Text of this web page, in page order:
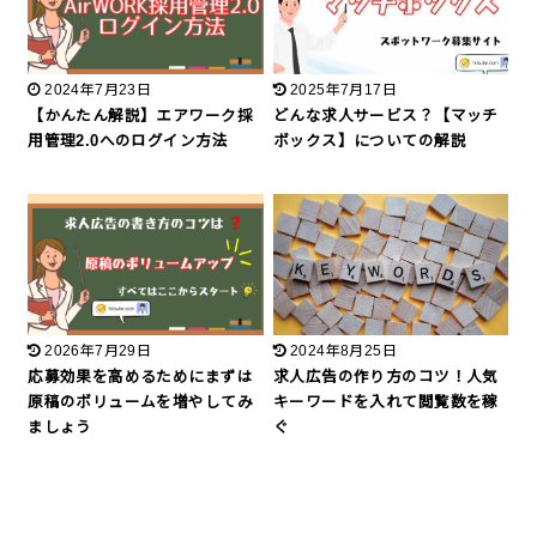
2024年7月23日
【かんたん解説】エアワーク採
用管理2.0へのログイン方法
2025年7月17日
どんな求人サービス？【マッチ
ボックス】についての解説
2026年7月29日
応募効果を高めるためにまずは
原稿のボリュームを増やしてみ
ましょう
2024年8月25日
求人広告の作り方のコツ！人気
キーワードを入れて閲覧数を稼
ぐ